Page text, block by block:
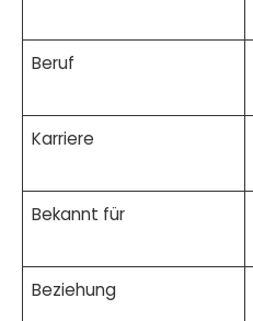
Beruf
Karriere
Bekannt für
Beziehung